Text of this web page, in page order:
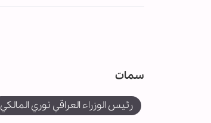
سمات
رئيس الوزراء العراقي نوري المالكي